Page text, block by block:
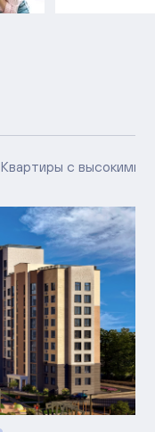
Квартиры с высокими